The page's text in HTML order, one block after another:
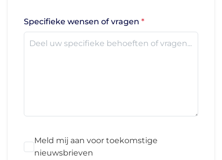
Specifieke wensen of vragen
Meld mij aan voor toekomstige
nieuwsbrieven